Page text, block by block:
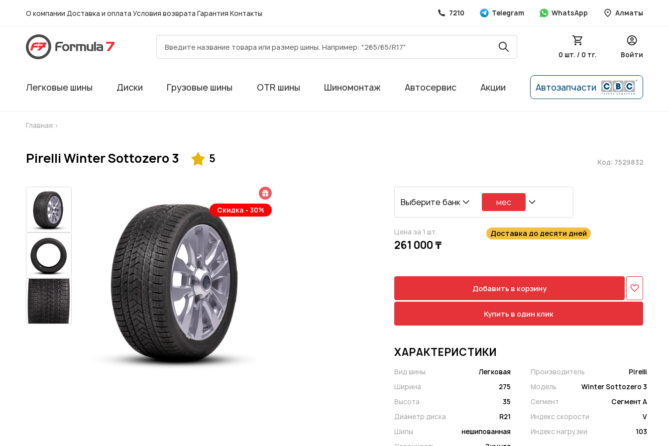
О компании Доставка и оплата Условия возврата Гарантия Контакты 7210 Telegram WhatsApp Алматы
0 шт. / 0 тг. Войти
Легковые шины Диски Грузовые шины OTR шины Шиномонтаж Автосервис Акции Автозапчасти
Главная >
Pirelli Winter Sottozero 3 5 Код: 7529832
Скидка - 30%
Выберите банк мес
Цена за 1 шт.
261 000 ₸
Доставка до десяти дней
Добавить в корзину
Купить в один клик
ХАРАКТЕРИСТИКИ
Вид шины
Легковая
Ширина
275
Высота
35
Диаметр диска
R21
Шипы
нешипованная
Производитель
Pirelli
Модель
Winter Sottozero 3
Сегмент
Сегмент A
Индекс скорости
V
Индекс нагрузки
103